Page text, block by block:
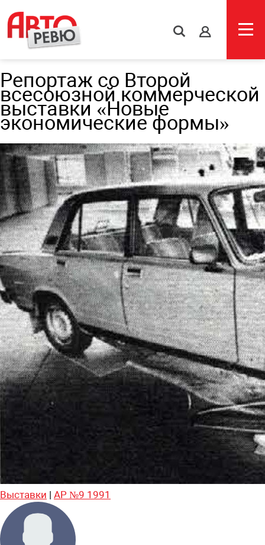
s
Репортаж со Второй
всесоюзной коммерческой
выставки «Новые
экономические формы»
Выставки | АР №9 1991